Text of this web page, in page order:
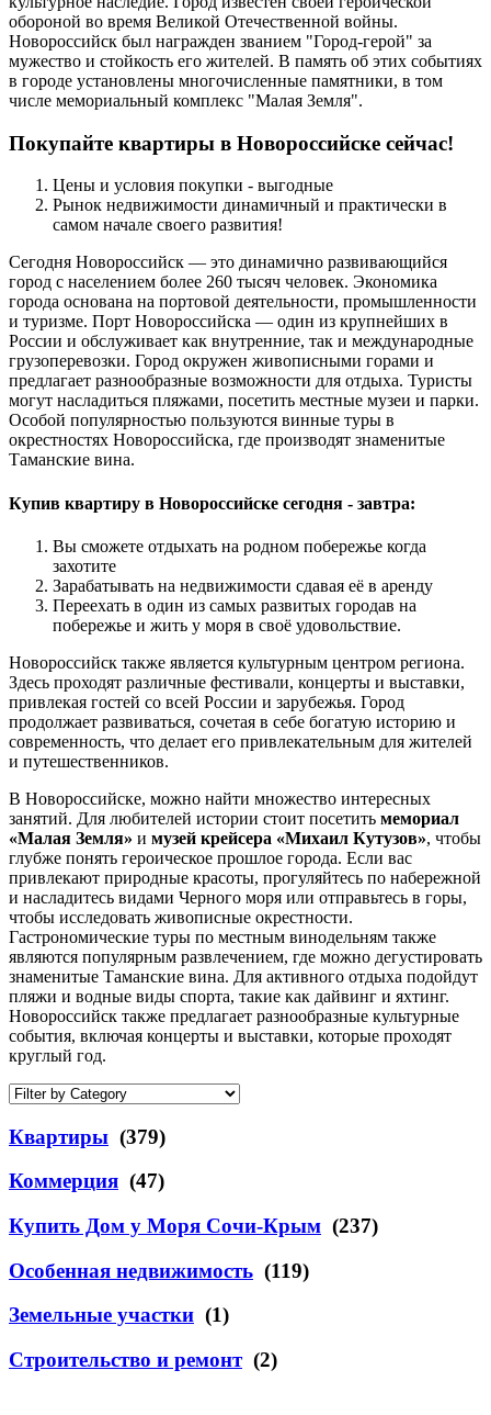
обороной во время Великой Отечественной войны.
Новороссийск был награжден званием "Город-герой" за
мужество и стойкость его жителей. В память об этих событиях
в городе установлены многочисленные памятники, в том
числе мемориальный комплекс "Малая Земля".
Покупайте квартиры в Новороссийске сейчас!
Цены и условия покупки - выгодные
Рынок недвижимости динамичный и практически в
самом начале своего развития!
Сегодня Новороссийск — это динамично развивающийся
город с населением более 260 тысяч человек. Экономика
города основана на портовой деятельности, промышленности
и туризме. Порт Новороссийска — один из крупнейших в
России и обслуживает как внутренние, так и международные
грузоперевозки. Город окружен живописными горами и
предлагает разнообразные возможности для отдыха. Туристы
могут насладиться пляжами, посетить местные музеи и парки.
Особой популярностью пользуются винные туры в
окрестностях Новороссийска, где производят знаменитые
Таманские вина.
Купив квартиру в Новороссийске сегодня - завтра:
Вы сможете отдыхать на родном побережье когда
захотите
Зарабатывать на недвижимости сдавая её в аренду
Переехать в один из самых развитых городав на
побережье и жить у моря в своё удовольствие.
Новороссийск также является культурным центром региона.
Здесь проходят различные фестивали, концерты и выставки,
привлекая гостей со всей России и зарубежья. Город
продолжает развиваться, сочетая в себе богатую историю и
современность, что делает его привлекательным для жителей
и путешественников.
В Новороссийске, можно найти множество интересных
занятий. Для любителей истории стоит посетить мемориал
«Малая Земля» и музей крейсера «Михаил Кутузов», чтобы
глубже понять героическое прошлое города. Если вас
привлекают природные красоты, прогуляйтесь по набережной
и насладитесь видами Черного моря или отправьтесь в горы,
чтобы исследовать живописные окрестности.
Гастрономические туры по местным винодельням также
являются популярным развлечением, где можно дегустировать
знаменитые Таманские вина. Для активного отдыха подойдут
пляжи и водные виды спорта, такие как дайвинг и яхтинг.
Новороссийск также предлагает разнообразные культурные
события, включая концерты и выставки, которые проходят
круглый год.
Квартиры (379)
Коммерция (47)
Купить Дом у Моря Сочи-Крым (237)
Особенная недвижимость (119)
Земельные участки (1)
Строительство и ремонт(2)